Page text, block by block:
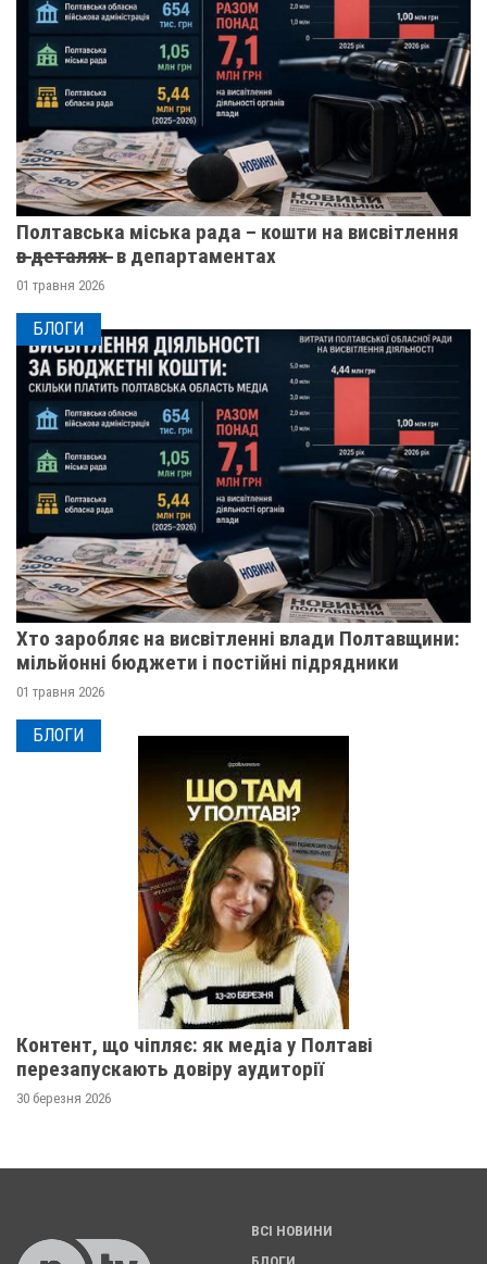
Полтавська міська рада – кошти на висвітлення
в̶ ̶д̶е̶т̶а̶л̶я̶х̶ ̶ в департаментах
01 травня 2026
БЛОГИ
Хто заробляє на висвітленні влади Полтавщини:
мільйонні бюджети і постійні підрядники
01 травня 2026
БЛОГИ
Контент, що чіпляє: як медіа у Полтаві
перезапускають довіру аудиторії
30 березня 2026
ВСІ НОВИНИ